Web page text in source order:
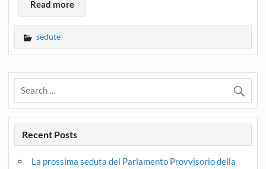
Read more
sedute
Recent Posts
La prossima seduta del Parlamento Provvisorio della